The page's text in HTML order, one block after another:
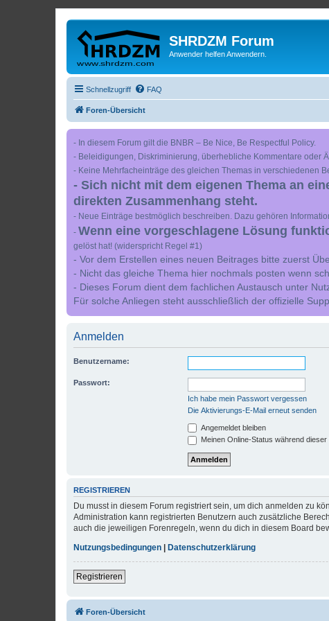
SHRDZM Forum
Anwender helfen Anwendern.
Schnellzugriff FAQ
Foren-Übersicht
- In diesem Forum gilt die BNBR – Be Nice, Be Respectful Policy.
- Beleidigungen, Diskriminierung, überhebliche Kommentare oder
- Keine Mehrfacheinträge des gleichen Themas in verschiedenen
- Sich nicht mit dem eigenen Thema an
direkten Zusammenhang steht.
- Neue Einträge bestmöglich beschreiben. Dazu gehören
- Wenn eine vorgeschlagene Lösung
gelöst hat! (widerspricht Regel #1)
- Vor dem Erstellen eines neuen Beitrages bitte zuerst
- Nicht das gleiche Thema hier nochmals posten wenn
- Dieses Forum dient dem fachlichen Austausch unter
Für solche Anliegen steht ausschließlich der offizielle
Anmelden
Benutzername:
Passwort:
Ich habe mein Passwort vergessen
Die Aktivierungs-E-Mail erneut senden
Angemeldet bleiben
Meinen Online-Status während
REGISTRIEREN
Du musst in diesem Forum registriert sein, um dich anmelden zu
Administration kann registrierten Benutzern auch zusätzliche
auch die jeweiligen Forenregeln, wenn du dich in diesem Board
Nutzungsbedingungen
Datenschutzerklärung
Registrieren
Foren-Übersicht